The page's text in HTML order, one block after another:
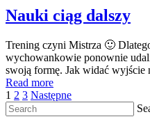
Nauki ciąg dalszy
Trening czyni Mistrza 🙂
wychowankowie ponownie
swoją formę. Jak widać wyjście
Read more
Stronicowanie
wpisów
1 2 3 Następne